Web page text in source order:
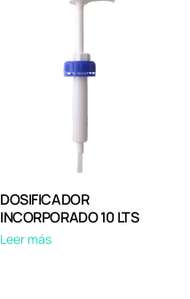
DOSIFICADOR
INCORPORADO 10 LTS
Leer más